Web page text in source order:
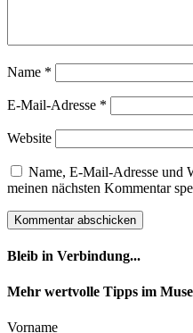
Name *
E-Mail-Adresse *
Website
Name, E-Mail-Adresse und
meinen nächsten Kommentar
Bleib in Verbindung...
Facebook
YouTube
Instagram
Mehr wertvolle Tipps im
Vorname